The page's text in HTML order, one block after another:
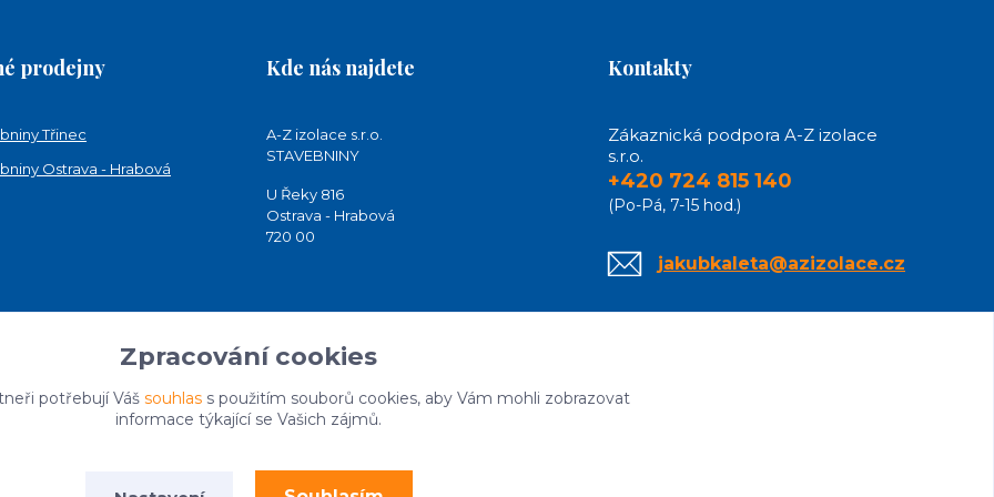
prodejny
Třinec
Ostrava - Hrabová
Kde nás najdete
A-Z izolace s.r.o.
STAVEBNINY
U Řeky 816
Ostrava - Hrabová
720 00
Kontakty
Zákaznická podpora A-Z izolace
s.r.o.
+420 724 815 140
(Po-Pá, 7-15 hod.)
jakubkaleta@azizolace.cz
Zpracování cookies
potřebují Váš souhlass použitím souborů cookies, aby Vám mohli zobrazovat
informace týkající se Vašich zájmů.